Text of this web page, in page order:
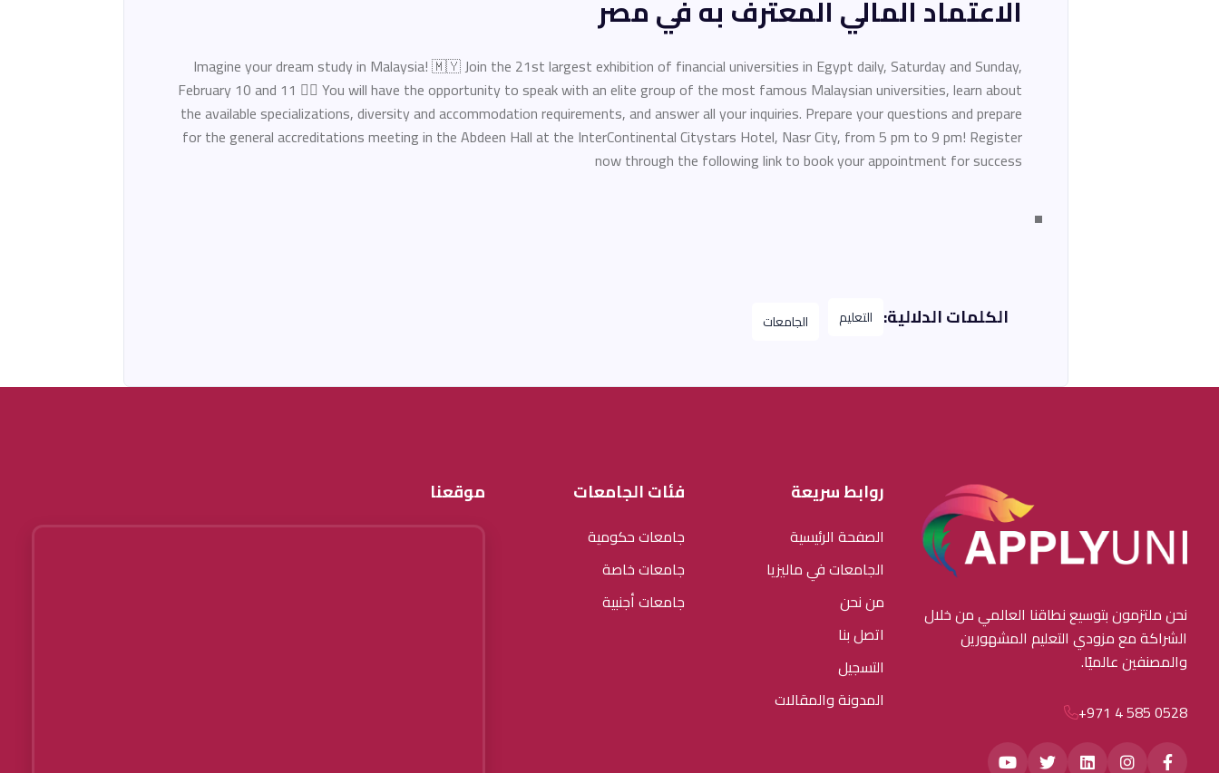
الاعتماد المالي المعترف به في مصر
Imagine your dream study in Malaysia! 🇲🇾 Join the 21st largest exhibition of financial universities in Egypt daily, Saturday and Sunday,
February 10 and 11 👌🏻 You will have the opportunity to speak with an elite group of the most famous Malaysian universities, learn about
the available specializations, diversity and accommodation requirements, and answer all your inquiries. Prepare your questions and prepare
for the general accreditations meeting in the Abdeen Hall at the InterContinental Citystars Hotel, Nasr City, from 5 pm to 9 pm! Register
now through the following link to book your appointment for success
الكلمات الدلالية: التعليم الجامعات
نحن ملتزمون بتوسيع نطاقنا العالمي من خلال
الشراكة مع مزودي التعليم المشهورين
والمصنفين عالميًا.
+971 4 585 0528
روابط سريعة
الصفحة الرئيسية
الجامعات في ماليزيا
من نحن
اتصل بنا
التسجيل
المدونة والمقالات
فئات الجامعات
جامعات حكومية
جامعات خاصة
جامعات أجنبية
موقعنا